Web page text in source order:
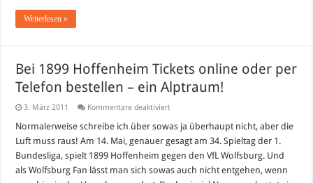
Weiterlesen »
Bei 1899 Hoffenheim Tickets online oder per
Telefon bestellen – ein Alptraum!
3. März 2011 Kommentare deaktiviertfür
1899
Hoffenheim
Tickets
oder
per
Normalerweise schreibe ich über sowas ja überhaupt nicht, aber die
Luft muss raus! Am 14. Mai, genauer gesagt am 34. Spieltag der 1.
Bundesliga, spielt 1899 Hoffenheim gegen den VfL Wolfsburg. Und
als Wolfsburg Fan lässt man sich sowas auch nicht entgehen, wenn